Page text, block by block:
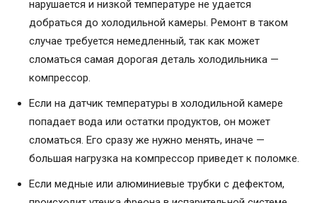
нарушается и низкой температуре не удается
добраться до холодильной камеры. Ремонт в таком
случае требуется немедленный, так как может
сломаться самая дорогая деталь холодильника —
компрессор.
Если на датчик температуры в холодильной камере
попадает вода или остатки продуктов, он может
сломаться. Его сразу же нужно менять, иначе —
большая нагрузка на компрессор приведет к поломке.
Если медные или алюминиевые трубки с дефектом,